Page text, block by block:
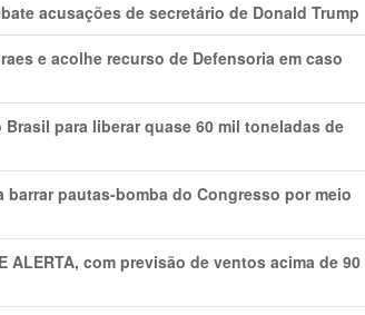
acusações de secretário de Donald Trump
e acolhe recurso de Defensoria em caso
para liberar quase 60 mil toneladas de
barrar pautas-bomba do Congresso por meio
ALERTA, com previsão de ventos acima de 90